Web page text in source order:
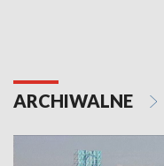
ARCHIWALNE